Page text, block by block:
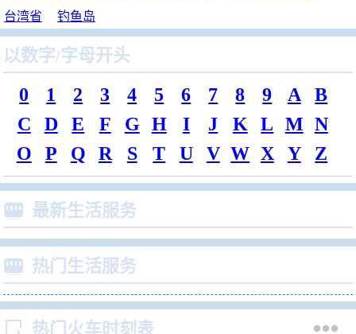
台湾省
钓鱼岛
以数字/字母开头
0 1 2 3 4 5 6 7 8 9 A
B
C
D E F G H I J K L M N
O
P Q R S T U V W X Y Z
 最新生活服务
 热门生活服务
 热门火车时刻表 